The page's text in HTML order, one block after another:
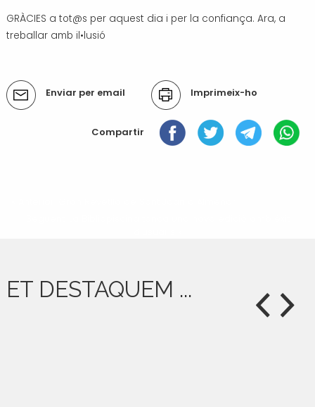
GRÀCIES a tot@s per aquest dia i per la confiança. Ara, a
treballar amb il•lusió
Accions
del
Enviar per email Imprimeix-ho
Compartir
ET DESTAQUEM ...